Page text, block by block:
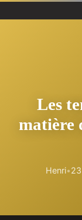
Les
matière
Henri•